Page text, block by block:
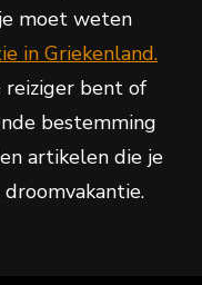
moet weten
in Griekenland.
bent of
bestemming
artikelen die je